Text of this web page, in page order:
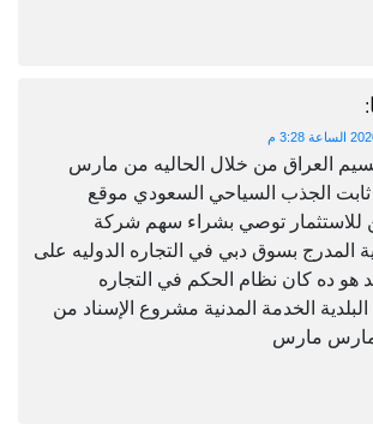
:
العراق من خلال الحاليه من مارس
الجذب السياحي السعودي موقع
للاستثمار توصي بشراء سهم شركة
المدرج بسوق دبي في التجاره الدوليه على
ده كان نظام الحكم في التجاره
الخدمة المدنية مشروع الإسناد من
مارس مارس